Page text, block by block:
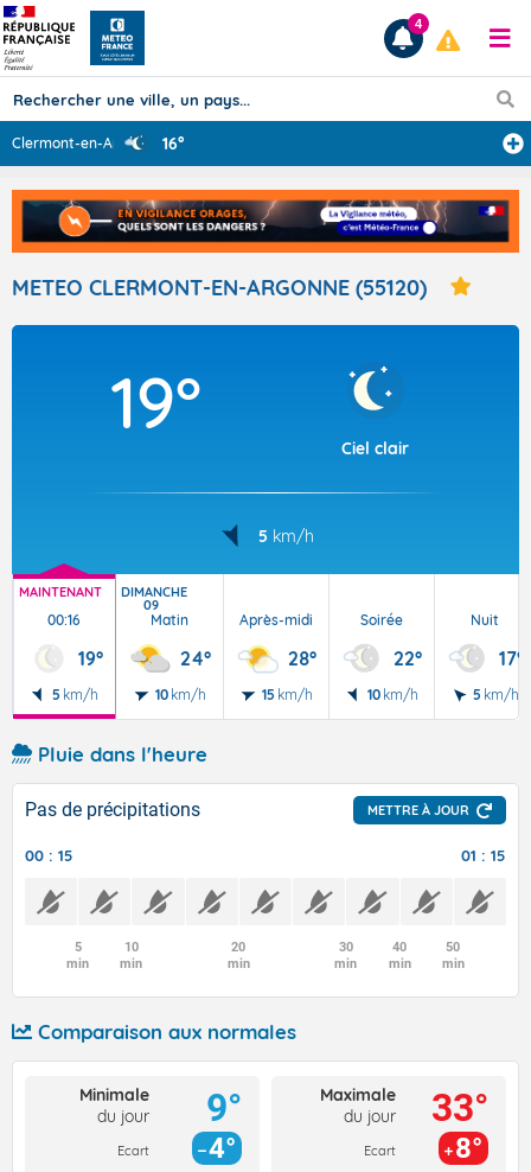
Prévisions
TOUS LES RÉSULTATS
Articles
4
Clermont-en-Arg... 16°
METEO CLERMONT-EN-ARGONNE (55120)
19°
Ciel clair
5 km/h
MAINTENANT
00:16
19°
5 km/h
DIMANCHE
09
Matin
24°
10 km/h
Après-midi
28°
15 km/h
Soirée
22°
10 km/h
Nuit
17°
5 km/h
Pluie dans l'heure
Pas de précipitations METTRE À JOUR
00 : 15 01 : 15
5
min
10
min
20
min
30
min
40
min
50
min
Comparaison aux normales
Minimale
du jour
Ecart
9°
4°
Maximale
du jour
Ecart
33°
8°